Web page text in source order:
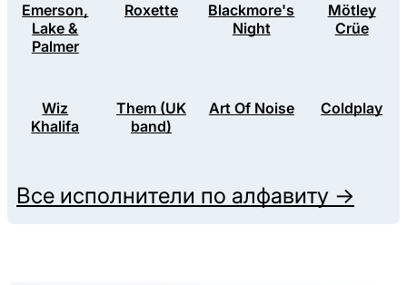
Emerson,
Lake &
Palmer
Roxette
Blackmore's
Night
Mötley
Crüe
Wiz
Khalifa
Them (UK
band)
Art Of Noise Coldplay
Все исполнители по алфавиту →